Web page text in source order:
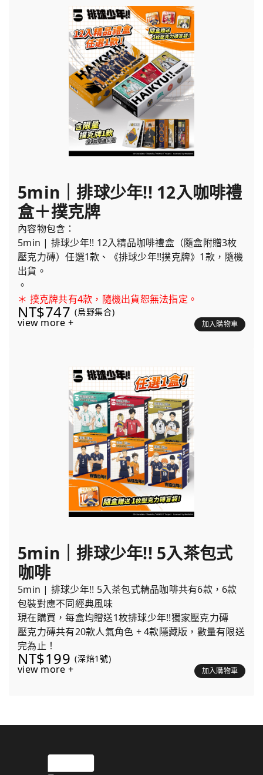
5min｜排球少年!! 12入咖啡禮
盒＋撲克牌
內容物包含：
5min | 排球少年!! 12入精品咖啡禮盒（隨盒附贈3枚
壓克力磚）任選1款、《排球少年!!撲克牌》1款，隨機
出貨。
。
＊ 撲克牌共有4款，隨機出貨恕無法指定。
NT$747 (烏野集合)
view more + 加入購物車
5min｜排球少年!! 5入茶包式
咖啡
5min | 排球少年!! 5入茶包式精品咖啡共有6款，6款
包裝對應不同經典風味
現在購買，每盒均贈送1枚排球少年!!獨家壓克力磚
壓克力磚共有20款人氣角色 + 4款隱藏版，數量有限送
完為止！
NT$199 (深焙1號)
view more + 加入購物車